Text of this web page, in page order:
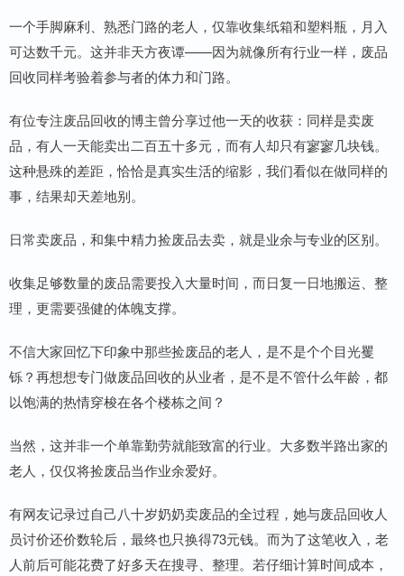
一个手脚麻利、熟悉门路的老人，仅靠收集纸箱和塑料瓶，月入
可达数千元。这并非天方夜谭——因为就像所有行业一样，废品
回收同样考验着参与者的体力和门路。
有位专注废品回收的博主曾分享过他一天的收获：同样是卖废
品，有人一天能卖出二百五十多元，而有人却只有寥寥几块钱。
这种悬殊的差距，恰恰是真实生活的缩影，我们看似在做同样的
事，结果却天差地别。
日常卖废品，和集中精力捡废品去卖，就是业余与专业的区别。
收集足够数量的废品需要投入大量时间，而日复一日地搬运、整
理，更需要强健的体魄支撑。
不信大家回忆下印象中那些捡废品的老人，是不是个个目光矍
铄？再想想专门做废品回收的从业者，是不是不管什么年龄，都
以饱满的热情穿梭在各个楼栋之间？
当然，这并非一个单靠勤劳就能致富的行业。大多数半路出家的
老人，仅仅将捡废品当作业余爱好。
有网友记录过自己八十岁奶奶卖废品的全过程，她与废品回收人
员讨价还价数轮后，最终也只换得73元钱。而为了这笔收入，老
人前后可能花费了好多天在搜寻、整理。若仔细计算时间成本，